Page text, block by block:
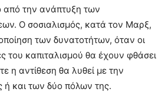
από την ανάπτυξη των
Ο σοσιαλισμός, κατά τον Μαρξ,
των δυνατοτήτων, όταν οι
του καπιταλισμού θα έχουν φθάσει
η αντίθεση θα λυθεί με την
ή και των δύο πόλων της.